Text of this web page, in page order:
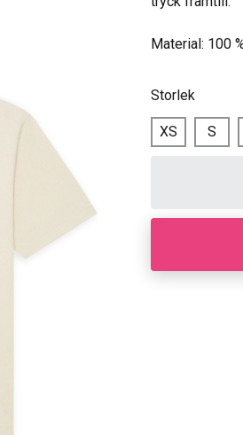
Material: 100
Storlek
XS S